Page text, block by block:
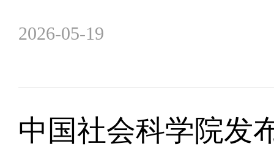
2026-05-19
中国社会科学院发